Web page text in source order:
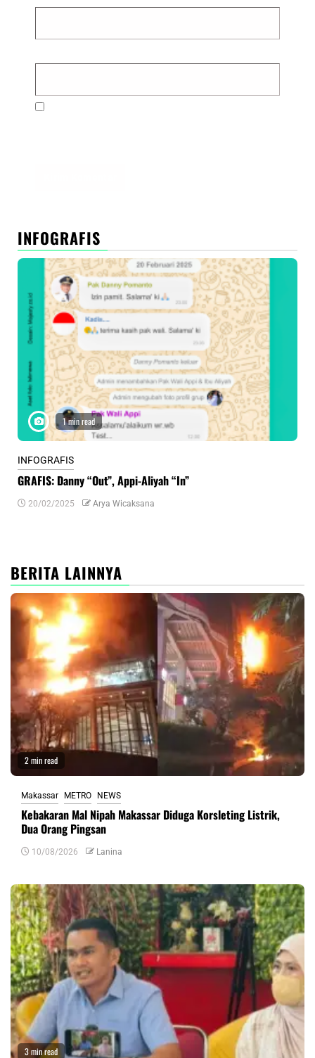
INFOGRAFIS
1 min read
INFOGRAFIS
GRAFIS: Danny “Out”, Appi-Aliyah “In”
20/02/2025 Arya Wicaksana
BERITA LAINNYA
2 min read
Makassar METRO NEWS
Kebakaran Mal Nipah Makassar Diduga Korsleting Listrik,
Dua Orang Pingsan
10/08/2026 Lanina
3 min read